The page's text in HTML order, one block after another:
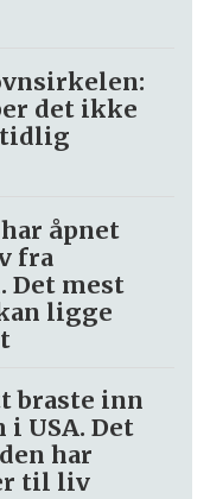
det ikke
tidlig
åpnet
fra
mest
ligge
braste inn
USA. Det
har
til liv